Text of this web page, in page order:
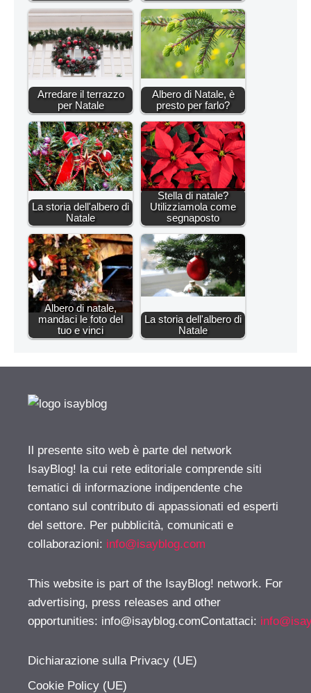
Arredare il terrazzo
per Natale
Albero di Natale, è
presto per farlo?
La storia dell'albero di
Natale
Stella di natale?
Utilizziamola come
segnaposto
Albero di natale,
mandaci le foto del
tuo e vinci
La storia dell'albero di
Natale
Il presente sito web è parte del network
IsayBlog! la cui rete editoriale comprende siti
tematici di informazione indipendente che
contano sul contributo di appassionati ed esperti
del settore. Per pubblicità, comunicati e
collaborazioni: info@isayblog.com
This website is part of the IsayBlog! network. For
advertising, press releases and other
opportunities: info@isayblog.comContattaci:
Dichiarazione sulla Privacy (UE)
Cookie Policy (UE)